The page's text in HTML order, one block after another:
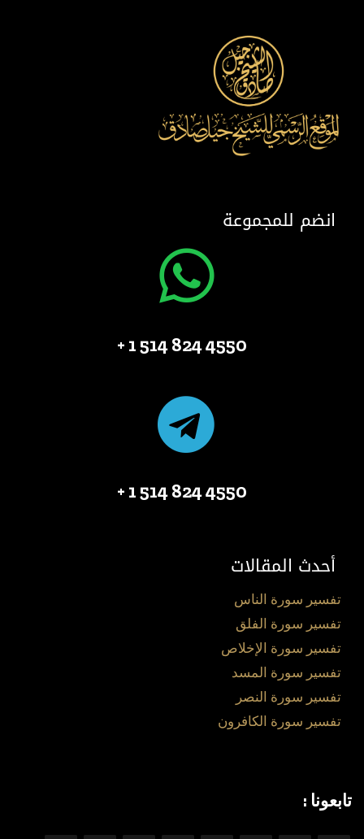
انضم للمجموعة
4550 824 514 1 +
4550 824 514 1 +
أحدث المقالات
تفسير سورة الناس
تفسير سورة الفلق
تفسير سورة الإخلاص
تفسير سورة المسد
تفسير سورة النصر
تفسير سورة الكافرون
تابعونا :